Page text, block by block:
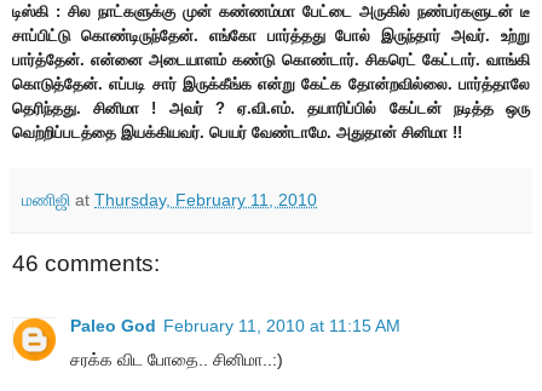
டிஸ்கி : சில நாட்களுக்கு முன் கண்ணம்மா பேட்டை அருகில் நண்பர்களுடன் டீ
சாப்பிட்டு கொண்டிருந்தேன். எங்கோ பார்த்தது போல் இருந்தார் அவர். உற்று
பார்த்தேன். என்னை அடையாளம் கண்டு கொண்டார். சிகரெட் கேட்டார். வாங்கி
கொடுத்தேன். எப்படி சார் இருக்கீங்க என்று கேட்க தோன்றவில்லை. பார்த்தாலே
தெரிந்தது. சினிமா ! அவர் ? ஏ.வி.எம். தயாரிப்பில் கேப்டன் நடித்த ஒரு
வெற்றிப்படத்தை இயக்கியவர். பெயர் வேண்டாமே. அதுதான் சினிமா !!
மணிஜி at Thursday, February 11, 2010
46 comments:
Paleo God February 11, 2010 at 11:15 AM
சரக்க விட போதை.. சினிமா..:)